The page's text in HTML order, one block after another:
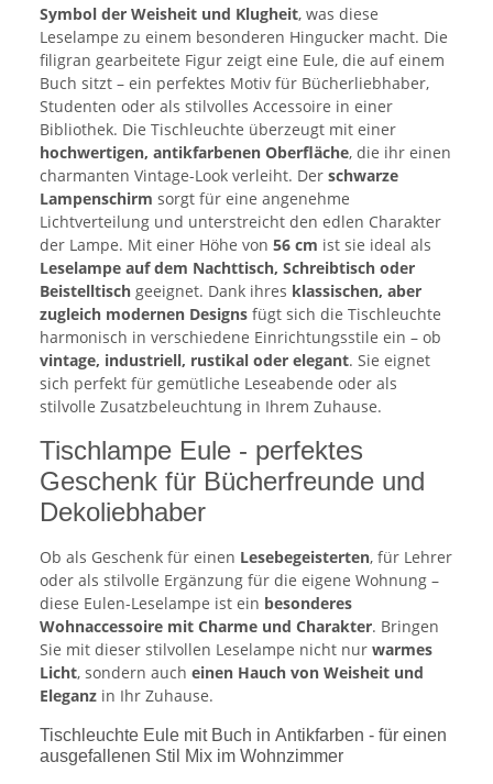
Symbol der Weisheit und Klugheit, was diese
Leselampe zu einem besonderen Hingucker macht. Die
filigran gearbeitete Figur zeigt eine Eule, die auf einem
Buch sitzt – ein perfektes Motiv für Bücherliebhaber,
Studenten oder als stilvolles Accessoire in einer
Bibliothek. Die Tischleuchte überzeugt mit einer
hochwertigen, antikfarbenen Oberfläche, die ihr einen
charmanten Vintage-Look verleiht. Der schwarze
Lampenschirm sorgt für eine angenehme
Lichtverteilung und unterstreicht den edlen Charakter
der Lampe. Mit einer Höhe von 56 cm ist sie ideal als
Leselampe auf dem Nachttisch, Schreibtisch oder
Beistelltisch geeignet. Dank ihres klassischen, aber
zugleich modernen Designs fügt sich die Tischleuchte
harmonisch in verschiedene Einrichtungsstile ein – ob
vintage, industriell, rustikal oder elegant. Sie eignet
sich perfekt für gemütliche Leseabende oder als
stilvolle Zusatzbeleuchtung in Ihrem Zuhause.
Tischlampe Eule - perfektes
Geschenk für Bücherfreunde und
Dekoliebhaber
Ob als Geschenk für einen Lesebegeisterten, für Lehrer
oder als stilvolle Ergänzung für die eigene Wohnung –
diese Eulen-Leselampe ist ein besonderes
Wohnaccessoire mit Charme und Charakter. Bringen
Sie mit dieser stilvollen Leselampe nicht nur warmes
Licht, sondern auch einen Hauch von Weisheit und
Eleganz in Ihr Zuhause.
Tischleuchte Eule mit Buch in Antikfarben - für einen
ausgefallenen Stil Mix im Wohnzimmer